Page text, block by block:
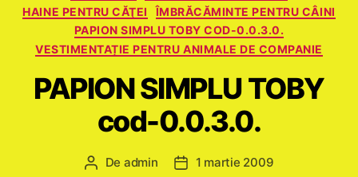
HAINE PENTRU CĂŢEI
ÎMBRĂCĂMINTE PENTRU CÂINI
PAPION SIMPLU TOBY COD-0.0.3.0.
VESTIMENTAȚIE PENTRU ANIMALE DE COMPANIE
PAPION SIMPLU TOBY
cod-0.0.3.0.
Autor
De admin
Dată1 martie 2009